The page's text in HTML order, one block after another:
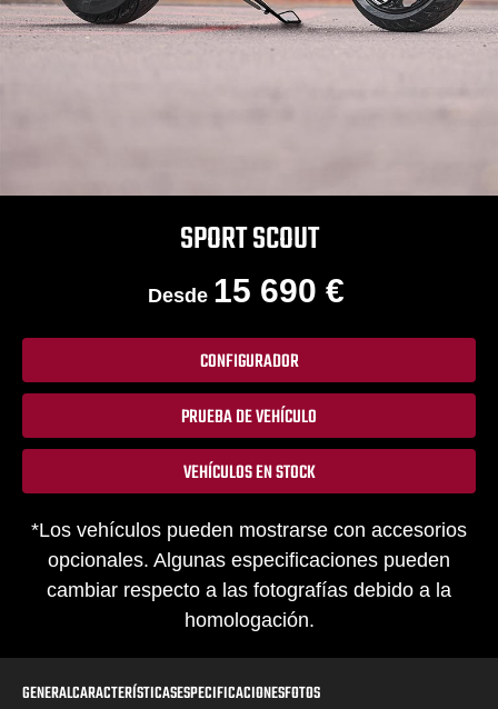
SPORT SCOUT
Desde 15 690 €
CONFIGURADOR
PRUEBA DE VEHÍCULO
VEHÍCULOS EN STOCK
*Los vehículos pueden mostrarse con accesorios
opcionales. Algunas especificaciones pueden
cambiar respecto a las fotografías debido a la
homologación.
GENERALCARACTERÍSTICASESPECIFICACIONESFOTOS